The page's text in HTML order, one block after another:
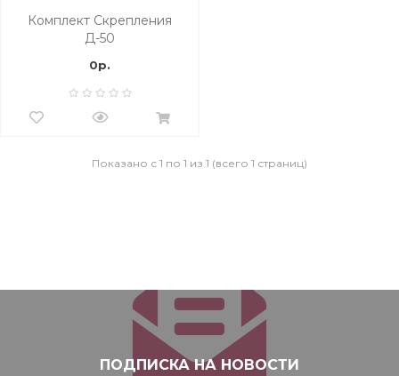
Комплект Скрепления
Д-50
0р.
Показано с 1 по 1 из 1 (всего 1 страниц)
ПОДПИСКА НА НОВОСТИ